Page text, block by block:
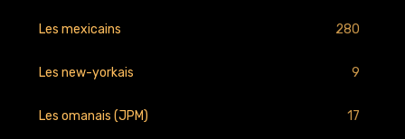
Les mexicains 280
Les new-yorkais 9
Les omanais (JPM) 17